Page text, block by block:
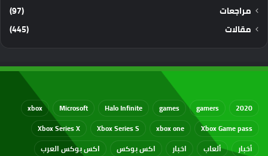
مراجعات
(97)
مقالات
(445)
2020
gamers
games
Halo Infinite
Microsoft
xbox
Xbox Game pass
xbox one
Xbox Series S
Xbox Series X
أخبار
ألعاب اخبار اكس بوكس
اكس بوكس العرب